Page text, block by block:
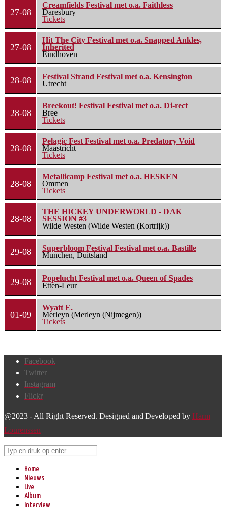
27-08
Creamfields Festival met o.a. Faithless
Daresbury
Tickets
27-08
Hit The City Festival met o.a. Snapped Ankles,
Inherited
Eindhoven
28-08
Festival Strand Festival met o.a. Kensington
Utrecht
28-08
Breekout! Festival Festival met o.a. Di-rect
Bree
Tickets
28-08
Pelagic Fest Festival met o.a. Predatory Void
Maastricht
Tickets
28-08
Metallicamp Festival met o.a. HESKEN
Ommen
Tickets
28-08
THE HICKEY UNDERWORLD - DAK
SESSION #3
Wilde Westen (Wilde Westen (Kortrijk))
29-08
Superbloom Festival Festival met o.a. Bastille
Munchen, Duitsland
29-08
Popelucht Festival met o.a. Queen of Spades
Etten-Leur
01-09
Wyatt E.
Merleyn (Merleyn (Nijmegen))
Tickets
Facebook
Twitter
Instagram
Flickr
@2023 - All Right Reserved. Designed and Developed by Harm
Lourenssen
Home
Nieuws
Live
Album
Interview